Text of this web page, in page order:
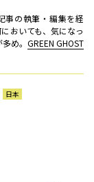
事の執筆・編集を経
おいても、気になっ
め。 GREEN GHOST
日本